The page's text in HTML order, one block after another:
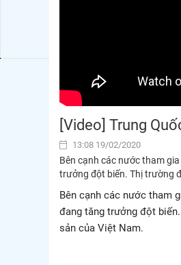
[Video] Trung
13:08 19/02/2020
Bên cạnh các nước tham
trưởng đột biến. Thị trường
Bên cạnh các nước tham
đang tăng trưởng đột
sản của Việt Nam.